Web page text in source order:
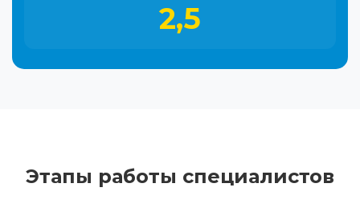
2,5
Этапы работы специалистов